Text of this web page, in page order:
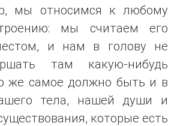
мы относимся к любому
мы считаем его
и нам в голову не
там какую-нибудь
же самое должно быть и в
тела, нашей души и
которые есть